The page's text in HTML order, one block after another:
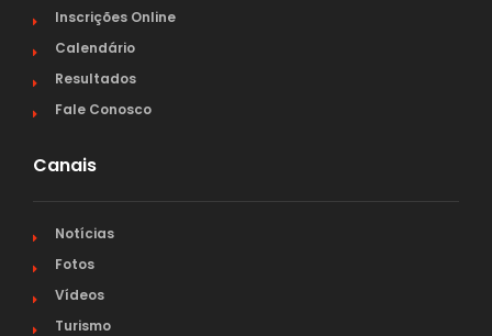
Inscrições Online
Calendário
Resultados
Fale Conosco
Canais
Notícias
Fotos
Vídeos
Turismo